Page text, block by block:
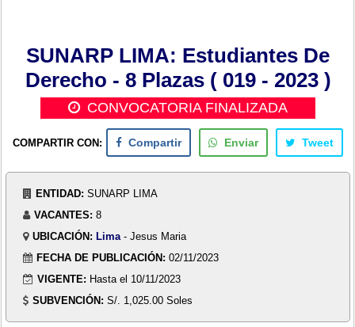
SUNARP LIMA: Estudiantes De
Derecho - 8 Plazas ( 019 - 2023 )
CONVOCATORIA FINALIZADA
COMPARTIR CON: Compartir Enviar Tweet
ENTIDAD: SUNARP LIMA
VACANTES: 8
UBICACIÓN: Lima - Jesus Maria
FECHA DE PUBLICACIÓN: 02/11/2023
VIGENTE: Hasta el 10/11/2023
SUBVENCIÓN: S/. 1,025.00 Soles